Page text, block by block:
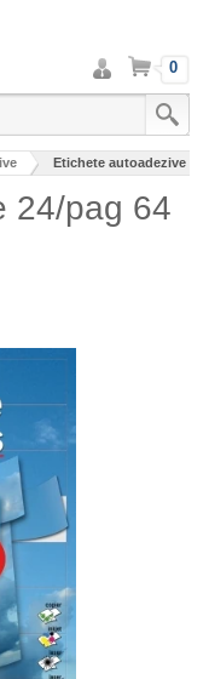
Intra
in
cont
Cos 0
Etichete autoadezive
24/pag 64